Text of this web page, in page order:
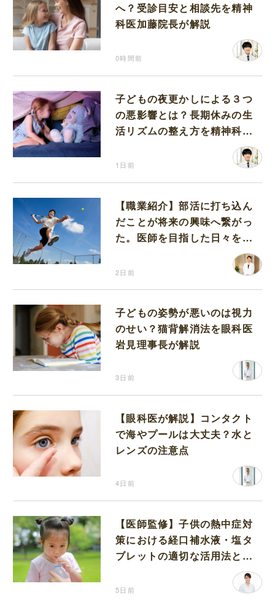
へ？受診目安と相談先を精神
科医加藤院長が解説
0時間前
子どもの夜更かしによる３つ
の悪影響とは？長期休みの生
活リズムの整え方を精神科医
1日前
【職業紹介】部活に打ち込ん
だことが将来の興味へ繋がっ
た。医師を目指した日々を振
2日前
子どもの姿勢が悪いのは視力
のせい？猫背解消法を眼科医
岩見理事長が解説
3日前
【眼科医が解説】コンタクト
で海やプールは大丈夫？水と
レンズの注意点
4日前
【医師監修】子供の熱中症対
策における経口補水液・塩タ
ブレットの適切な活用法と水
5日前